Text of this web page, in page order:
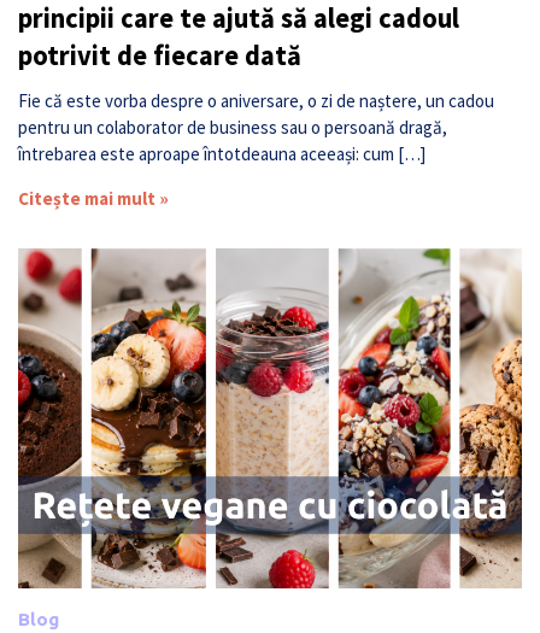
principii care te ajută să alegi cadoul
potrivit de fiecare dată
Fie că este vorba despre o aniversare, o zi de naștere, un cadou
pentru un colaborator de business sau o persoană dragă,
întrebarea este aproape întotdeauna aceeași: cum […]
Citește mai mult »
Blog